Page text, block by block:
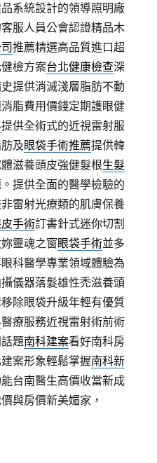
系統設計的領導照明廠
服人員公會認證精品木
推薦精選高品質進口超
檢方案台北健康檢查深
提供消滅淺層脂肪不動
脂費用價錢定期護眼健
提供全術式的近視雷射服
及眼袋手術推薦提供韓
滋養頭皮強健髮根生髮
提供全面的醫學檢驗的
雷射光療類的肌膚保養
手術訂書針式迷你切割
靈魂之窗眼袋手術並多
科醫學專業領域體驗為
儀器落髮雄性禿滋養頭
除眼袋升級年輕有優質
醫療服務近視雷射術前術
題南科建案看好南科房
案形象輕鬆掌握南科新
台南醫生高價收當新成
與房價新美媚家，